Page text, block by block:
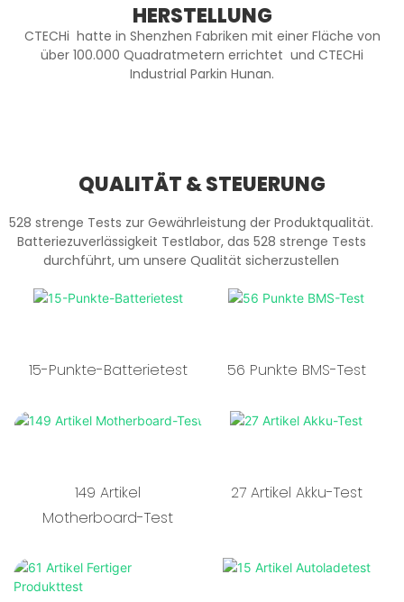
HERSTELLUNG
CTECHi hatte in Shenzhen Fabriken mit einer Fläche von
über 100.000 Quadratmetern errichtet und CTECHi
Industrial Parkin Hunan.
QUALITÄT & STEUERUNG
528 strenge Tests zur Gewährleistung der Produktqualität.
Batteriezuverlässigkeit Testlabor, das 528 strenge Tests
durchführt, um unsere Qualität sicherzustellen
15-Punkte-Batterietest 56 Punkte BMS-Test
149 Artikel
Motherboard-Test
27 Artikel Akku-Test